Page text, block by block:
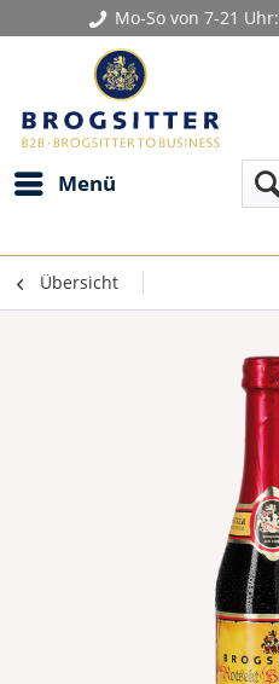
Mo-So von 7-21 Uhr:
Menü
Übersicht